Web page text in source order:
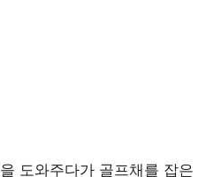
도와주다가 골프채를 잡은